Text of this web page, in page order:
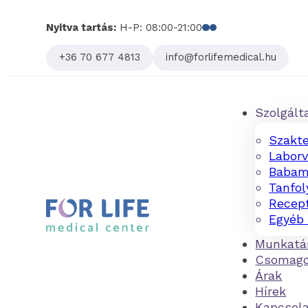
Nyitva tartás: H-P: 08:00-21:00Follow us on
Follow us on
+36 70 677 4813
info@forlifemedical.hu
Árak
Hírek